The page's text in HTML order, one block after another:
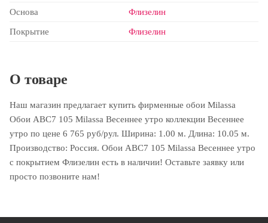
Основа Флизелин
Покрытие Флизелин
О товаре
Наш магазин предлагает купить фирменные обои Milassa
Обои ABC7 105 Milassa Весеннее утро коллекции Весеннее
утро по цене 6 765 руб/рул. Ширина: 1.00 м. Длина: 10.05 м.
Производство: Россия. Обои ABC7 105 Milassa Весеннее утро
с покрытием Флизелин есть в наличии! Оставьте заявку или
просто позвоните нам!